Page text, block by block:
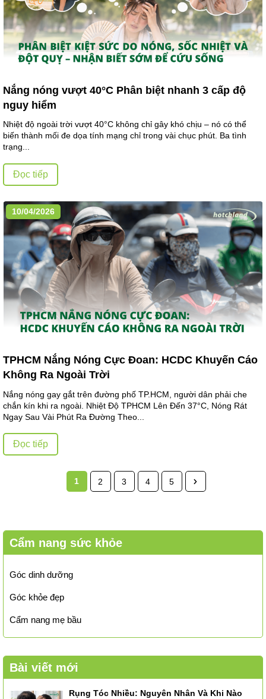
Nắng nóng vượt 40°C Phân biệt nhanh 3 cấp độ
nguy hiểm
Nhiệt độ ngoài trời vượt 40°C không chỉ gây khó chịu – nó có thể
biến thành mối đe dọa tính mạng chỉ trong vài chục phút. Ba tình
trạng...
Đọc tiếp
10/04/2026
TPHCM Nắng Nóng Cực Đoan: HCDC Khuyến Cáo
Không Ra Ngoài Trời
Nắng nóng gay gắt trên đường phố TP.HCM, người dân phải che
chắn kín khi ra ngoài. Nhiệt Độ TPHCM Lên Đến 37°C, Nóng Rát
Ngay Sau Vài Phút Ra Đường Theo...
Đọc tiếp
1 2 3 4 5
Cẩm nang sức khỏe
Góc dinh dưỡng
Góc khỏe đẹp
Cẩm nang mẹ bầu
Bài viết mới
Rụng Tóc Nhiều: Nguyên Nhân Và Khi Nào